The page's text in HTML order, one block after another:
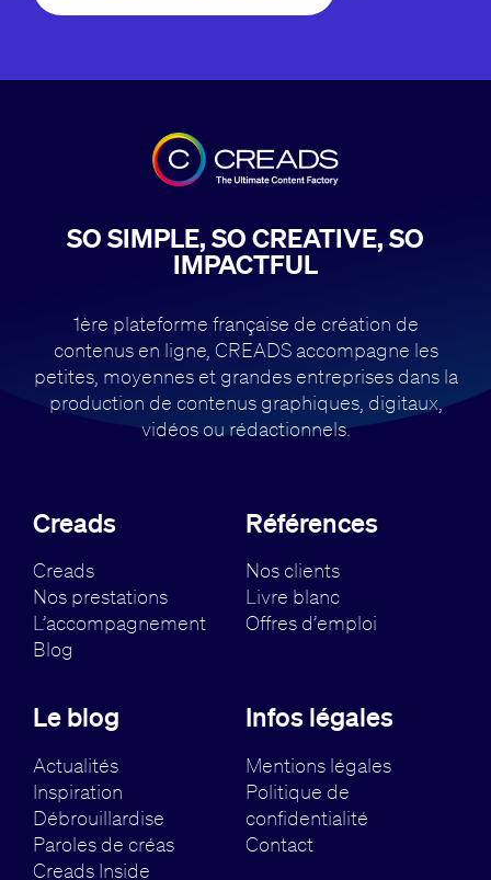
SO SIMPLE, SO CREATIVE, SO
IMPACTFUL
1ère plateforme française de création de
contenus en ligne, CREADS accompagne les
petites, moyennes et grandes entreprises dans la
production de contenus graphiques, digitaux,
vidéos ou rédactionnels.
Creads
Creads
Nos prestations
L’accompagnement
Blog
Références
Nos clients
Livre blanc
Offres d’emploi
Le blog
Actualités
Inspiration
Débrouillardise
Paroles de créas
Creads Inside
Infos légales
Mentions légales
Politique de
confidentialité
Contact